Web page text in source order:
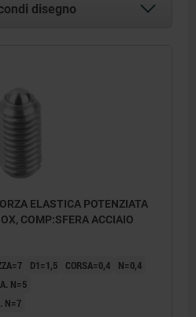
disegno
ELASTICA POTENZIATA
COMP:SFERA ACCIAIO
D1=1,5 CORSA=0,4
N=0,4
N=5
N=7